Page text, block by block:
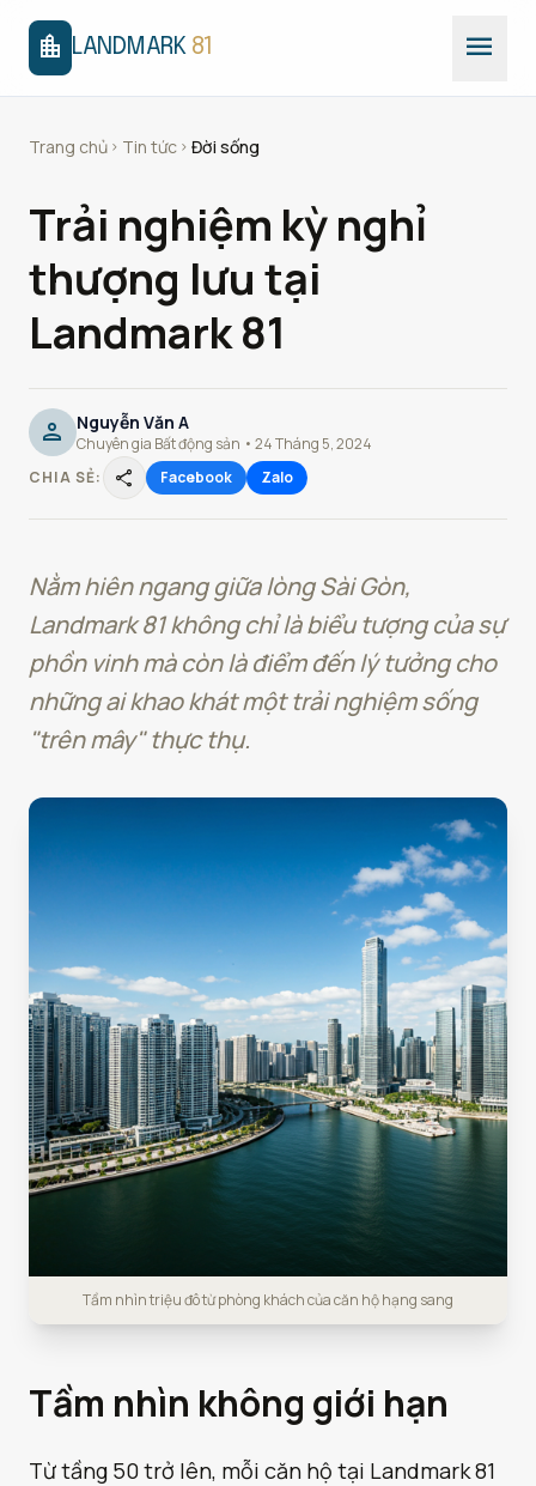
location_city LANDMARK 81 menu
Trang chủ chevron_right Tin tức chevron_right Đời sống
Trải nghiệm kỳ nghỉ
thượng lưu tại
Landmark 81
person Nguyễn Văn A
Chuyên gia Bất động sản • 24 Tháng 5, 2024
CHIA SẺ:
share Facebook Zalo
Nằm hiên ngang giữa lòng Sài Gòn,
Landmark 81 không chỉ là biểu tượng của sự
phồn vinh mà còn là điểm đến lý tưởng cho
những ai khao khát một trải nghiệm sống
"trên mây" thực thụ.
Tầm nhìn triệu đô từ phòng khách của căn hộ hạng sang
Tầm nhìn không giới hạn
Từ tầng 50 trở lên, mỗi căn hộ tại Landmark 81